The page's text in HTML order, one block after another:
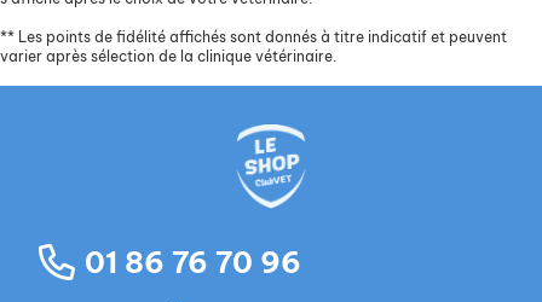
** Les points de fidélité affichés sont donnés à titre indicatif et peuvent
varier après sélection de la clinique vétérinaire.
01 86 76 70 96